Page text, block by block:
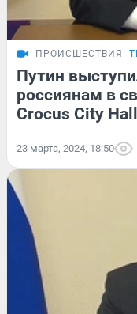
ПРОИСШЕСТВИЯ
Путин
россиянам в
Crocus City Hall
23 марта, 2024, 18:50